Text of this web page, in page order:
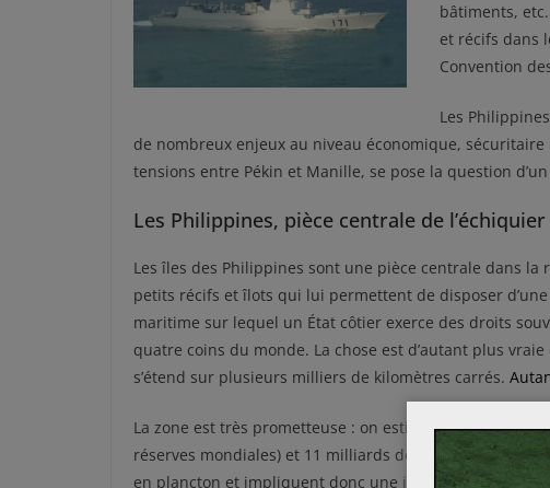
bâtiments,
et récifs dans
Convention
Les
de nombreux enjeux au niveau économique,
tensions entre Pékin et Manille, se pose la question
Les Philippines, pièce centrale de
Les îles des Philippines sont une pièce centrale dans
petits récifs et îlots qui lui permettent de disposer d’une
maritime sur lequel un État côtier exerce des droits
quatre coins du monde. La chose est d’autant plus
s’étend sur plusieurs milliers de kilomètres carrés.
La zone est très prometteuse : on estime à plus de
réserves mondiales) et 11 milliards de barils de pétrole.
en plancton et impliquent donc une importante réserve